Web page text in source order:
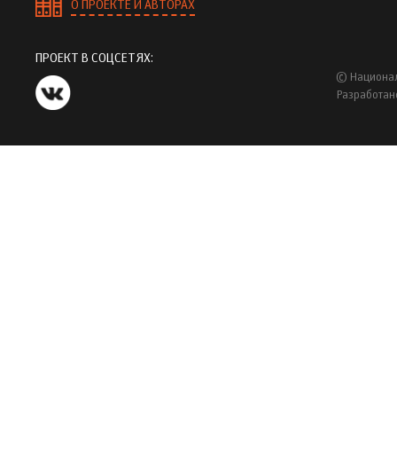
О ПРОЕКТЕ И АВТОРАХ
ПРОЕКТ В СОЦСЕТЯХ:
©